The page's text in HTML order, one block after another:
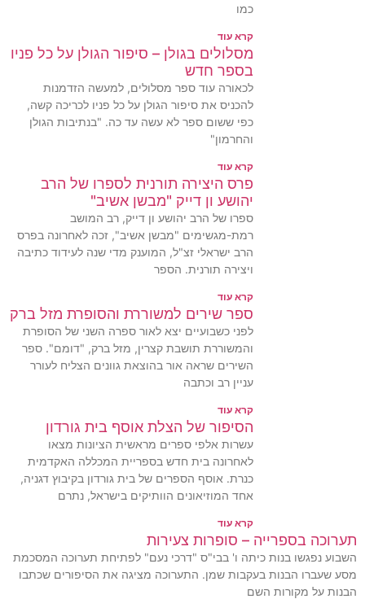
כמו
קרא עוד
מסלולים בגולן – סיפור הגולן על כל פניו
בספר חדש
לכאורה עוד ספר מסלולים, למעשה הזדמנות
להכניס את סיפור הגולן על כל פניו לכריכה קשה,
כפי ששום ספר לא עשה עד כה. "בנתיבות הגולן
והחרמון"
קרא עוד
פרס היצירה תורנית לספרו של הרב
יהושע ון דייק "מבשן אשיב"
ספרו של הרב יהושע ון דייק, רב המושב
רמת-מגשימים "מבשן אשיב", זכה לאחרונה בפרס
הרב ישראלי זצ"ל, המוענק מדי שנה לעידוד כתיבה
ויצירה תורנית. הספר
קרא עוד
ספר שירים למשוררת והסופרת מזל ברק
לפני כשבועיים יצא לאור ספרה השני של הסופרת
והמשוררת תושבת קצרין, מזל ברק, "דומם". ספר
השירים שראה אור בהוצאת גוונים הצליח לעורר
עניין רב וכתבה
קרא עוד
הסיפור של הצלת אוסף בית גורדון
עשרות אלפי ספרים מראשית הציונות מצאו
לאחרונה בית חדש בספריית המכללה האקדמית
כנרת. אוסף הספרים של בית גורדון בקיבוץ דגניה,
אחד המוזיאונים הוותיקים בישראל, נתרם
קרא עוד
תערוכה בספרייה – סופרות צעירות
השבוע נפגשו בנות כיתה ו' בבי"ס "דרכי נעם" לפתיחת תערוכה המסכמת
מסע שעברו הבנות בעקבות שמן. התערוכה מציגה את הסיפורים שכתבו
הבנות על מקורות השם